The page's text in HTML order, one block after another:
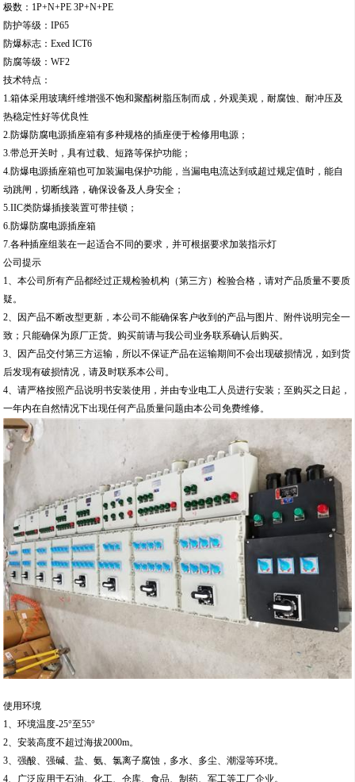
极数：1P+N+PE 3P+N+PE
防护等级：IP65
防爆标志：Exed ICT6
防腐等级：WF2
技术特点：
1.箱体采用玻璃纤维增强不饱和聚酯树脂压制而成，外观美观，耐腐蚀、耐冲压及
热稳定性好等优良性
2.防爆防腐电源插座箱有多种规格的插座便于检修用电源；
3.带总开关时，具有过载、短路等保护功能；
4.防爆电源插座箱也可加装漏电保护功能，当漏电电流达到或超过规定值时，能自
动跳闸，切断线路，确保设备及人身安全；
5.IIC类防爆插接装置可带挂锁；
6.防爆防腐电源插座箱
7.各种插座组装在一起适合不同的要求，并可根据要求加装指示灯
公司提示
1、本公司所有产品都经过正规检验机构（第三方）检验合格，请对产品质量不要质
疑。
2、因产品不断改型更新，本公司不能确保客户收到的产品与图片、附件说明完全一
致；只能确保为原厂正货。购买前请与我公司业务联系确认后购买。
3、因产品交付第三方运输，所以不保证产品在运输期间不会出现破损情况，如到货
后发现有破损情况，请及时联系本公司。
4、请严格按照产品说明书安装使用，并由专业电工人员进行安装；至购买之日起，
一年内在自然情况下出现任何产品质量问题由本公司免费维修。
使用环境
1、环境温度-25°至55°
2、安装高度不超过海拔2000m。
3、强酸、强碱、盐、氨、氯离子腐蚀，多水、多尘、潮湿等环境。
4、广泛应用于石油、化工、仓库、食品、制药、军工等工厂企业。